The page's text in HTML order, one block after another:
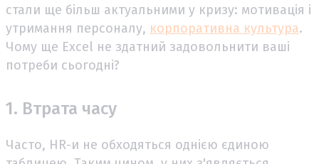
стали ще більш актуальними у кризу: мотивація і
утримання персоналу, корпоративна культура.
Чому ще Excel не здатний задовольнити ваші
потреби сьогодні?
1. Втрата часу
Часто, HR-и не обходяться однією єдиною